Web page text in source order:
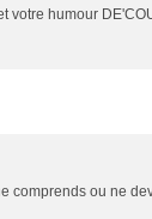
votre humour
comprends ou ne